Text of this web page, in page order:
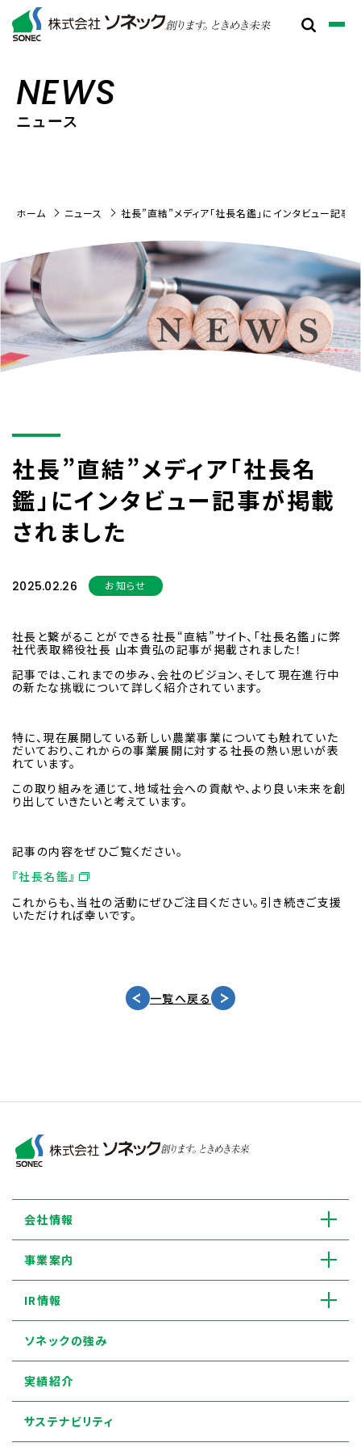
NEWS
ニュース
ホーム ニュース 社長”直結”メディア「社長名鑑」にインタビュー記事
社長”直結”メディア「社長名
鑑」にインタビュー記事が掲載
されました
2025.02.26 お知らせ
社長と繋がることができる社長“直結”サイト、「社長名鑑」に弊
社代表取締役社長 山本貴弘の記事が掲載されました！
記事では、これまでの歩み、会社のビジョン、そして現在進行中
の新たな挑戦について詳しく紹介されています。
特に、現在展開している新しい農業事業についても触れていた
だいており、これからの事業展開に対する社長の熱い思いが表
れています。
この取り組みを通じて、地域社会への貢献や、より良い未来を創
り出していきたいと考えています。
記事の内容をぜひご覧ください。
『社長名鑑』
これからも、当社の活動にぜひご注目ください。引き続きご支援
いただければ幸いです。
一覧へ戻る
会社情報
事業案内
IR情報
サステナビリティ
ソネックの強み
実績紹介